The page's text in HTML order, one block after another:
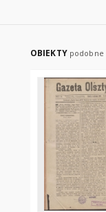
OBIEKTY podobne